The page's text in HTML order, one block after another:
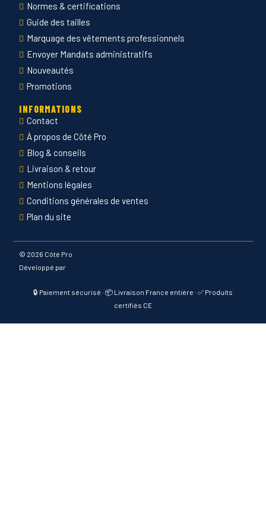
Normes & certifications
Guide des tailles
Marquage des vêtements professionnels
Envoyer Mandats administratifs
Nouveautés
Promotions
INFORMATIONS
Contact
À propos de Côté Pro
Blog & conseils
Livraison & retour
Mentions légales
Conditions générales de ventes
Plan du site
© 2026 Côté Pro
Développé par
🔒 Paiement sécurisé · 📦 Livraison France entière · ✅ Produits
certifiés CE